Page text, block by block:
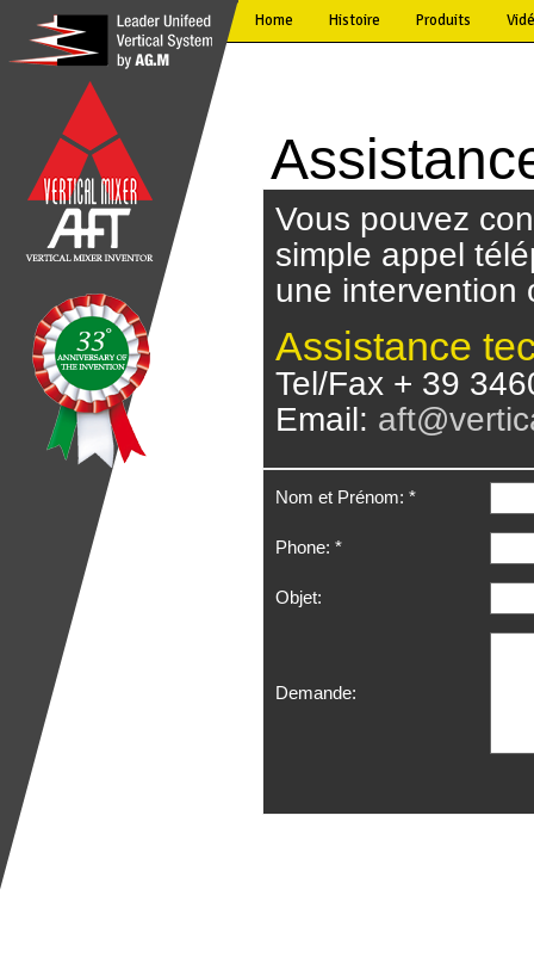
Produits
Histoire
Home
Vous pouvez
simple appel
une intervention
Assistance
Tel/Fax + 39
Email:
Nom et Prénom: *
Phone: *
Objet:
Demande: